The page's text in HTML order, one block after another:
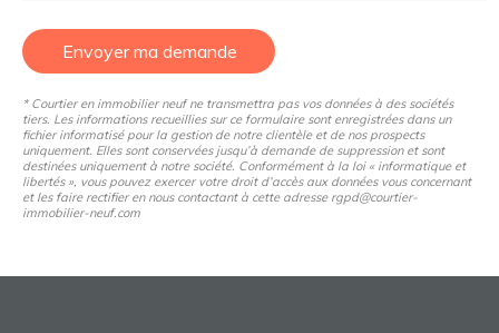
Envoyer ma demande
* Courtier en immobilier neuf ne transmettra pas vos données à des sociétés
tiers. Les informations recueillies sur ce formulaire sont enregistrées dans un
fichier informatisé pour la gestion de notre clientèle et de nos prospects
uniquement. Elles sont conservées jusqu’à demande de suppression et sont
destinées uniquement à notre société. Conformément à la loi « informatique et
libertés », vous pouvez exercer votre droit d’accès aux données vous concernant
et les faire rectifier en nous contactant à cette adresse rgpd@courtier-
immobilier-neuf.com